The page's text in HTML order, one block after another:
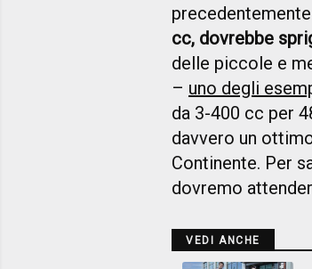
cc, dovrebbe
delle piccole e
– uno degli
da 3-400 cc per
davvero un
Continente. Per
dovremo
VEDI ANCHE